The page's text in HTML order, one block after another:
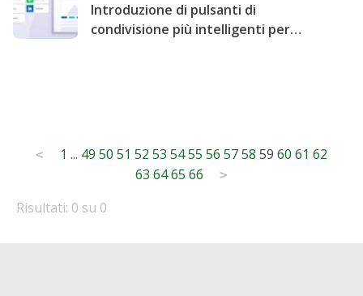
Introduzione di pulsanti di
condivisione più intelligenti per
Posts
pagination
< 1 ... 49 50 51 52 53 5455 56 5758 59 60 61 62
63 6465 66 >
Risultati: 0 su 0